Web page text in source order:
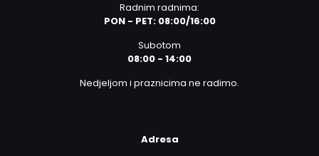
Radnim radnima:
PON - PET: 08:00/16:00
Subotom
08:00 - 14:00
Nedjeljom i praznicima ne radimo.
Adresa